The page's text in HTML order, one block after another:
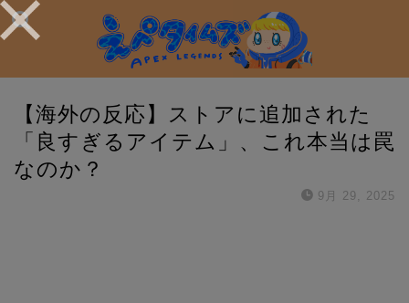
【海外の反応】ストアに追加された
「良すぎるアイテム」、これ本当は罠
なのか？
9月 29, 2025